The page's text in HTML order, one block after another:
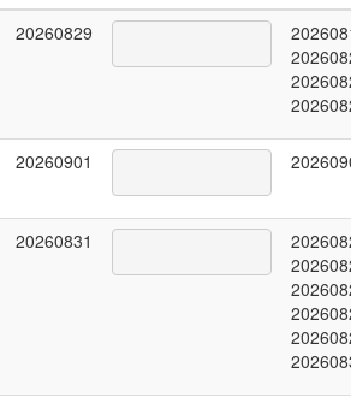
20260829
20260901
20260831